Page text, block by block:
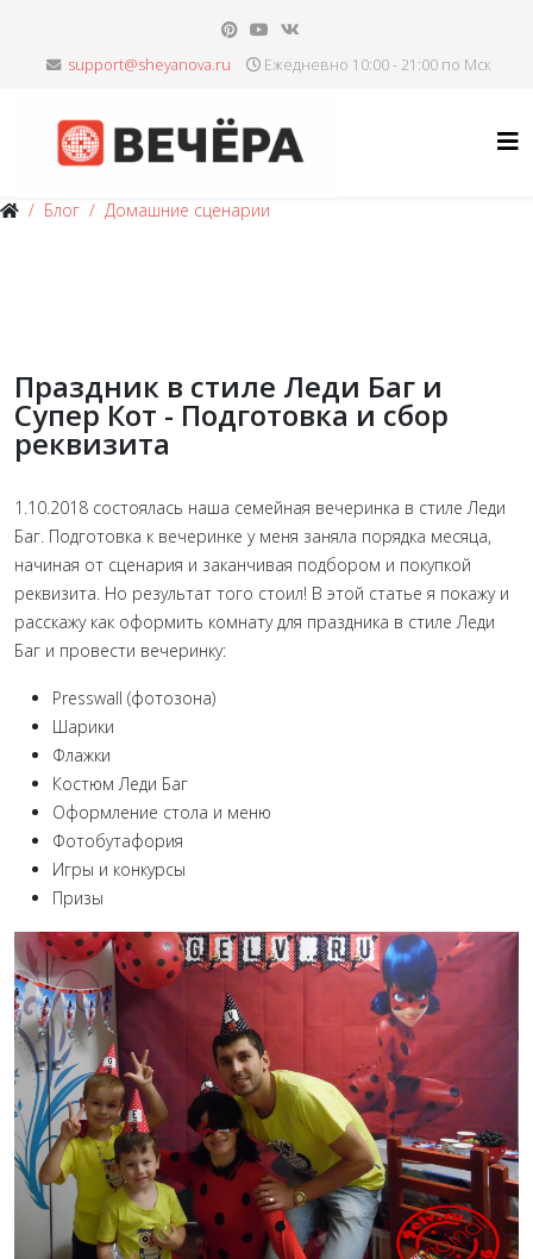
Ежедневно 10:00 - 21:00 по Мск
Блог Домашние сценарии
Праздник в стиле Леди Баг и
Супер Кот - Подготовка и сбор
реквизита
1.10.2018 состоялась наша семейная вечеринка в стиле Леди
Баг. Подготовка к вечеринке у меня заняла порядка месяца,
начиная от сценария и заканчивая подбором и покупкой
реквизита. Но результат того стоил! В этой статье я покажу и
расскажу как оформить комнату для праздника в стиле Леди
Баг и провести вечеринку:
Presswall (фотозона)
Шарики
Флажки
Костюм Леди Баг
Оформление стола и меню
Фотобутафория
Игры и конкурсы
Призы